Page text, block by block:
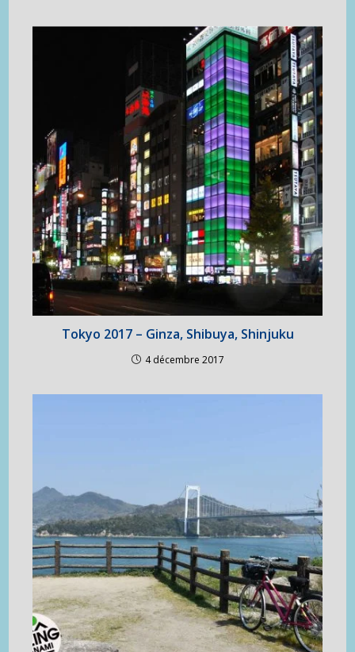
Tokyo 2017 – Ginza, Shibuya, Shinjuku
4 décembre 2017